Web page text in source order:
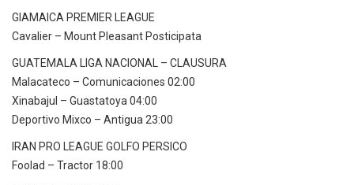
GIAMAICA PREMIER LEAGUE
Cavalier – Mount Pleasant Posticipata
GUATEMALA LIGA NACIONAL – CLAUSURA
Malacateco – Comunicaciones 02:00
Xinabajul – Guastatoya 04:00
Deportivo Mixco – Antigua 23:00
IRAN PRO LEAGUE GOLFO PERSICO
Foolad – Tractor 18:00